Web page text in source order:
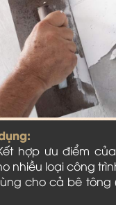
hợp ưu điểm
nhiều loại công
cho cả bê tông